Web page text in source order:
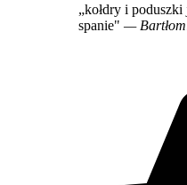
„kołdry i
spanie" —